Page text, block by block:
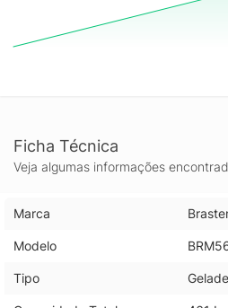
Ficha Técnica
Veja algumas informações
Marca
Modelo
Tipo